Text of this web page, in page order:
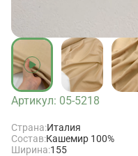
Артикул: 05-5218
Страна:Италия
Состав:Кашемир 100%
Ширина:155